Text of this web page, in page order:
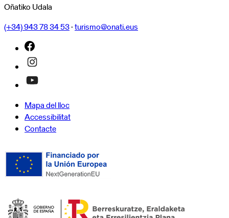
Oñatiko Udala
(+34) 943 78 34 53·turismo@onati.eus
Mapa del lloc
Accessibilitat
Contacte